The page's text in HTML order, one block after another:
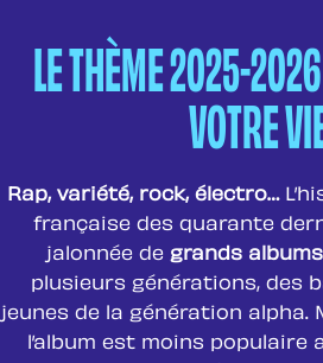
LE THÈME 2025-2026
VOTRE
Rap, variété, rock, électro…
française des quarante
jalonnée de grands albums
plusieurs générations, des
jeunes de la génération alpha.
l’album est moins populaire